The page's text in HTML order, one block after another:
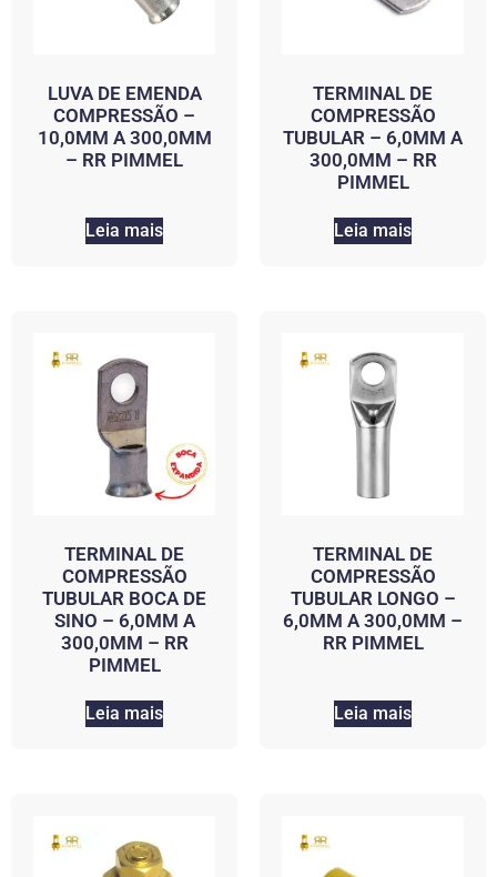
LUVA DE EMENDA
COMPRESSÃO –
10,0MM A 300,0MM
– RR PIMMEL
Leia mais
TERMINAL DE
COMPRESSÃO
TUBULAR – 6,0MM A
300,0MM – RR
PIMMEL
Leia mais
TERMINAL DE
COMPRESSÃO
TUBULAR BOCA DE
SINO – 6,0MM A
300,0MM – RR
PIMMEL
Leia mais
TERMINAL DE
COMPRESSÃO
TUBULAR LONGO –
6,0MM A 300,0MM –
RR PIMMEL
Leia mais